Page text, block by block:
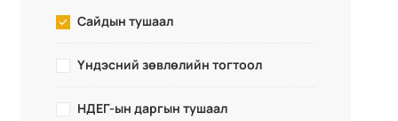
Сайдын тушаал
Үндэсний зөвлөлийн тогтоол
НДЕГ-ын даргын тушаал